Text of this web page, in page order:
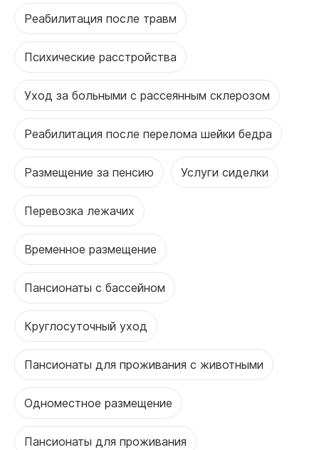
Реабилитация после травм
Психические расстройства
Уход за больными с рассеянным склерозом
Реабилитация после перелома шейки бедра
Размещение за пенсию Услуги сиделки
Перевозка лежачих
Временное размещение
Пансионаты с бассейном
Круглосуточный уход
Пансионаты для проживания с животными
Одноместное размещение
Пансионаты для проживания